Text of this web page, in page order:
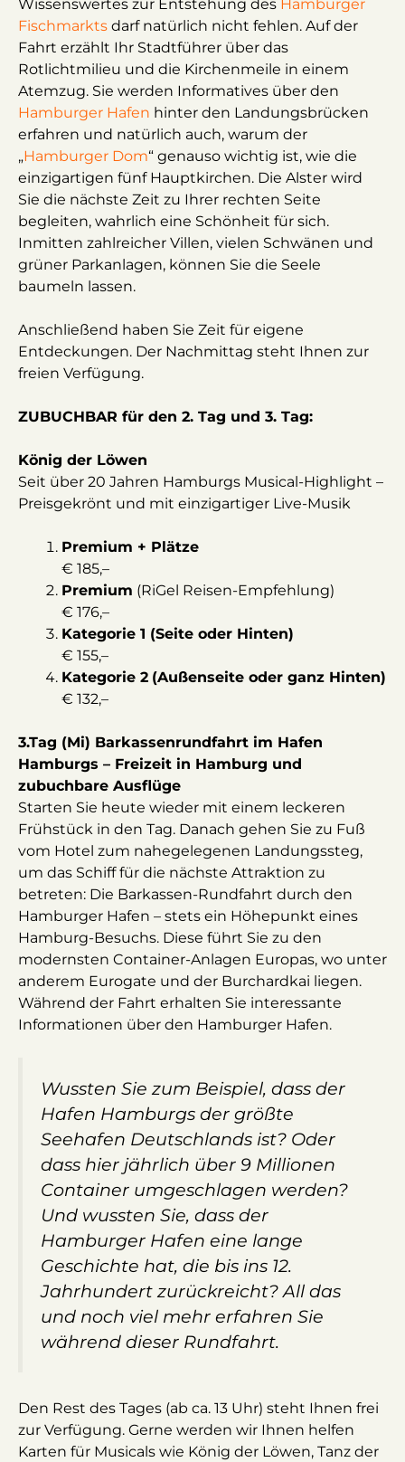
Wissenswertes zur Entstehung des Hamburger
Fischmarkts darf natürlich nicht fehlen. Auf der
Fahrt erzählt Ihr Stadtführer über das
Rotlichtmilieu und die Kirchenmeile in einem
Atemzug. Sie werden Informatives über den
Hamburger Hafen hinter den Landungsbrücken
erfahren und natürlich auch, warum der
„Hamburger Dom“ genauso wichtig ist, wie die
einzigartigen fünf Hauptkirchen. Die Alster wird
Sie die nächste Zeit zu Ihrer rechten Seite
begleiten, wahrlich eine Schönheit für sich.
Inmitten zahlreicher Villen, vielen Schwänen und
grüner Parkanlagen, können Sie die Seele
baumeln lassen.
Anschließend haben Sie Zeit für eigene
Entdeckungen. Der Nachmittag steht Ihnen zur
freien Verfügung.
ZUBUCHBAR für den 2. Tag und 3. Tag:
König der Löwen
Seit über 20 Jahren Hamburgs Musical-Highlight –
Preisgekrönt und mit einzigartiger Live-Musik
Premium + Plätze
€ 185,–
Premium (RiGel Reisen-Empfehlung)
€ 176,–
Kategorie 1 (Seite oder Hinten)
€ 155,–
Kategorie 2 (Außenseite oder ganz Hinten)
€ 132,–
3.Tag (Mi) Barkassenrundfahrt im Hafen
Hamburgs – Freizeit in Hamburg und
zubuchbare Ausflüge
Starten Sie heute wieder mit einem leckeren
Frühstück in den Tag. Danach gehen Sie zu Fuß
vom Hotel zum nahegelegenen Landungssteg,
um das Schiff für die nächste Attraktion zu
betreten: Die Barkassen-Rundfahrt durch den
Hamburger Hafen – stets ein Höhepunkt eines
Hamburg-Besuchs. Diese führt Sie zu den
modernsten Container-Anlagen Europas, wo unter
anderem Eurogate und der Burchardkai liegen.
Während der Fahrt erhalten Sie interessante
Informationen über den Hamburger Hafen.
Wussten Sie zum Beispiel, dass der
Hafen Hamburgs der größte
Seehafen Deutschlands ist? Oder
dass hier jährlich über 9 Millionen
Container umgeschlagen werden?
Und wussten Sie, dass der
Hamburger Hafen eine lange
Geschichte hat, die bis ins 12.
Jahrhundert zurückreicht? All das
und noch viel mehr erfahren Sie
während dieser Rundfahrt.
Den Rest des Tages (ab ca. 13 Uhr) steht Ihnen frei
zur Verfügung. Gerne werden wir Ihnen helfen
Karten für Musicals wie König der Löwen, Tanz der